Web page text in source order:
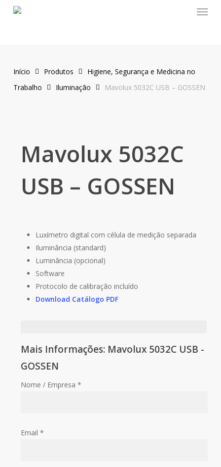
Menu
Início Produtos
Higiene, Segurança e Medicina no
Trabalho
Iluminação Mavolux 5032C USB – GOSSEN
Mavolux 5032C
USB – GOSSEN
Luxímetro digital com célula de medição separada
Iluminância (standard)
Luminância (opcional)
Software
Protocolo de calibração incluído
Download Catálogo PDF
Mais Informações: Mavolux 5032C USB -
GOSSEN
Nome / Empresa *
Email *